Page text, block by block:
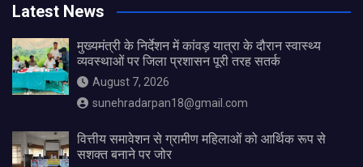
Latest News
मुख्यमंत्री के निर्देशन में कांवड़ यात्रा के दौरान स्वास्थ्य
व्यवस्थाओं पर जिला प्रशासन पूरी तरह सतर्क
August 7, 2026
sunehradarpan18@gmail.com
वित्तीय समावेशन से ग्रामीण महिलाओं को आर्थिक रूप से
सशक्त बनाने पर जोर